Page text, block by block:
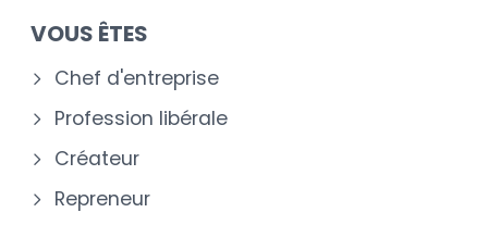
VOUS ÊTES
Chef d'entreprise
Profession libérale
Créateur
Repreneur